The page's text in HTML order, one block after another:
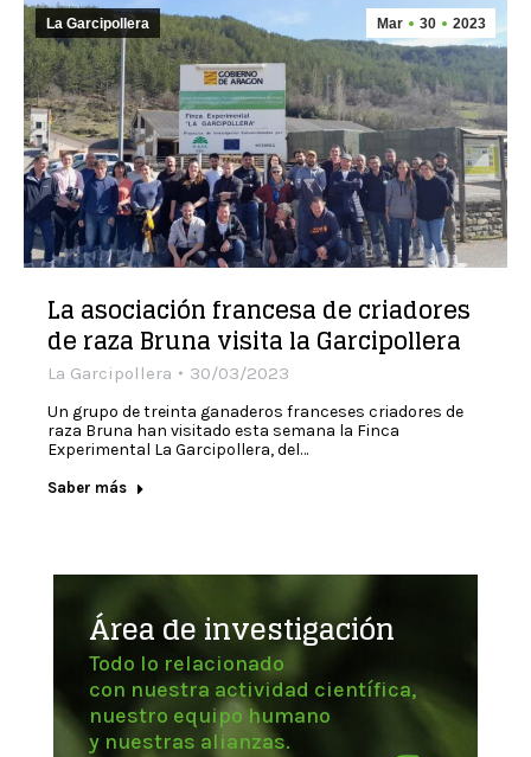
Mar 30 2023
La Garcipollera
La asociación francesa de criadores
de raza Bruna visita la Garcipollera
La Garcipollera 30/03/2023
Un grupo de treinta ganaderos franceses criadores de
raza Bruna han visitado esta semana la Finca
Experimental La Garcipollera, del…
Saber más
Área de investigación
Todo lo relacionado
con nuestra actividad científica,
nuestro equipo humano
y nuestras alianzas.